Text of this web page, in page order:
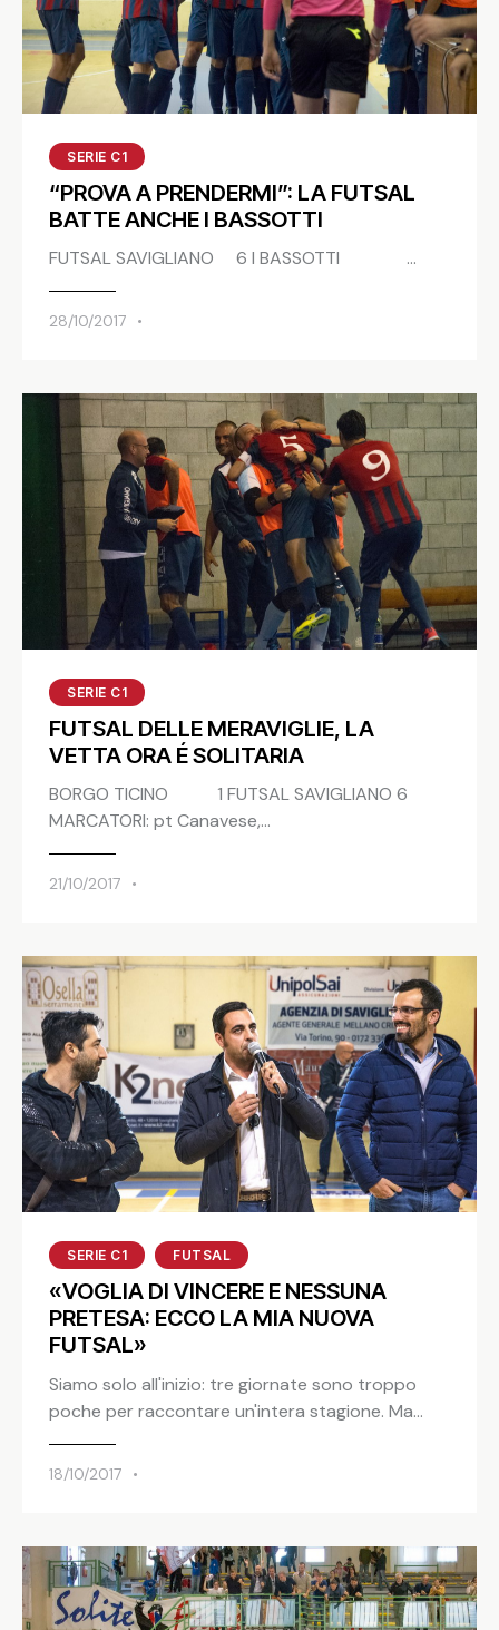
SERIE C1
“PROVA A PRENDERMI”: LA FUTSAL
BATTE ANCHE I BASSOTTI
FUTSAL SAVIGLIANO 6 I BASSOTTI …
28/10/2017
SERIE C1
FUTSAL DELLE MERAVIGLIE, LA
VETTA ORA É SOLITARIA
BORGO TICINO 1 FUTSAL SAVIGLIANO 6
MARCATORI: pt Canavese,…
21/10/2017
SERIE C1 FUTSAL
«VOGLIA DI VINCERE E NESSUNA
PRETESA: ECCO LA MIA NUOVA
FUTSAL»
Siamo solo all'inizio: tre giornate sono troppo
poche per raccontare un'intera stagione. Ma…
18/10/2017